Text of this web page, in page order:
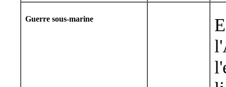
Guerre sous-marine